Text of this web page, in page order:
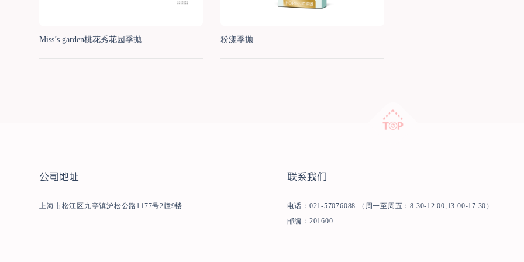
Miss’s garden桃花秀花园季抛 粉漾季抛
公司地址
上海市松江区九亭镇沪松公路1177号2幢9楼
联系我们
电话：021-57076088 （周一至周五：8:30-12:00,13:00-17:30）
邮编：201600